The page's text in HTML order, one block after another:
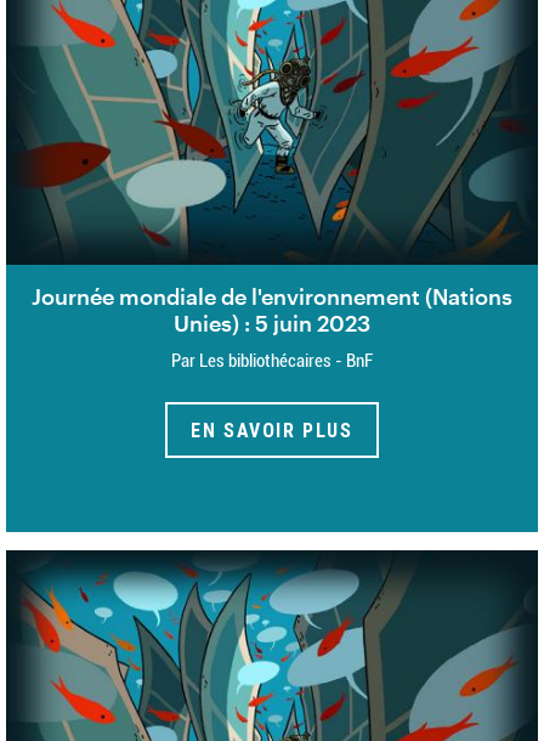
Journée mondiale de l'environnement (Nations
Unies) : 5 juin 2023
Par Les bibliothécaires - BnF
EN SAVOIR PLUS